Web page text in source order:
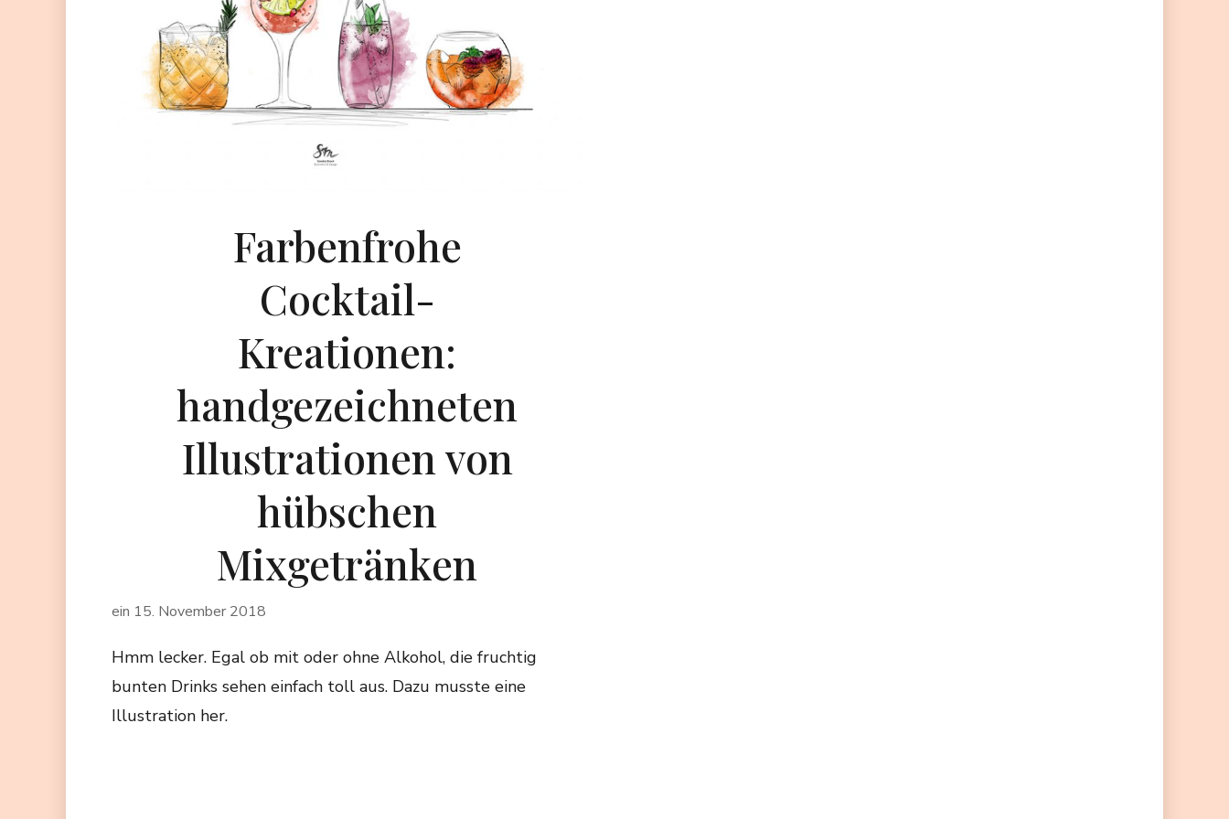
Farbenfrohe
Cocktail-
Kreationen:
handgezeichneten
Illustrationen von
hübschen
Mixgetränken
ein 15. November 2018
Hmm lecker. Egal ob mit oder ohne Alkohol, die fruchtig
bunten Drinks sehen einfach toll aus. Dazu musste eine
Illustration her.